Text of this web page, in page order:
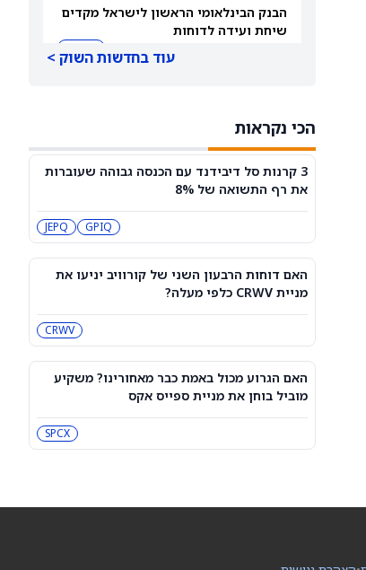
הבנק הבינלאומי הראשון לישראל מקדים
שיחת ועידה לדוחות
במניית HIMS
תחזית מחיר מניית Rocket Lab Usa —
באוגוסט
RKLB
3 קרנות סל דיבידנד עם הכנסה גבוהה
שעוברות את רף התשואה של 8%
האם הגרוע מכול באמת כבר מאחורינו?
משקיע מוביל בוחן את מניית ספייס אקס
SPCX
עוד בחדשות השוק >
הכי נקראות
3 קרנות סל דיבידנד עם הכנסה גבוהה שעוברות
את רף התשואה של 8%
GPIQ
JEPQ
האם דוחות הרבעון השני של קורוויב יניעו את
מניית CRWV כלפי מעלה?
CRWV
האם הגרוע מכול באמת כבר מאחורינו? משקיע
מוביל בוחן את מניית ספייס אקס
SPCX